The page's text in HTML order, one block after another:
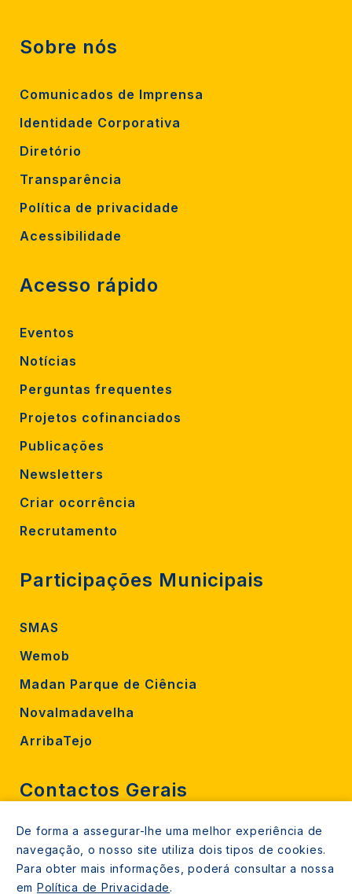
Sobre nós
Comunicados de Imprensa
Identidade Corporativa
Diretório
Transparência
Política de privacidade
Acessibilidade
Acesso rápido
Eventos
Notícias
Perguntas frequentes
Projetos cofinanciados
Publicações
Newsletters
Criar ocorrência
Recrutamento
Participações Municipais
SMAS
Wemob
Madan Parque de Ciência
Novalmadavelha
ArribaTejo
Contactos Gerais
212 724 000
800206770 (gratuito rede fixa)
De forma a assegurar-lhe uma melhor experiência de
navegação, o nosso site utiliza dois tipos de cookies.
Para obter mais informações, poderá consultar a nossa
em Política de Privacidade.